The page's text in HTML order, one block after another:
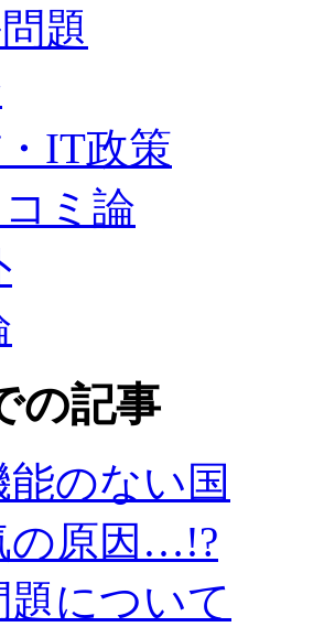
題
IT政策
ミ論
の記事
能のない国
の原因…!?
題について